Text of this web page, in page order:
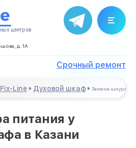
центров
д. 1А
Срочный ремонт
Line Духовой шкаф Замена шнура
питания у
в Казани